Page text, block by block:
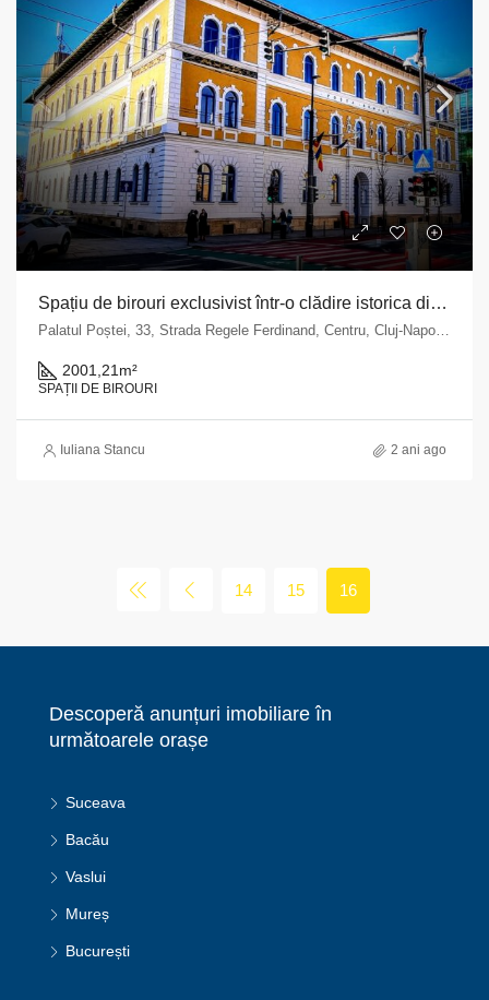
Spațiu de birouri exclusivist într-o clădire istorica din Cluj-Napoca, strada Regele Ferdinand
Palatul Poștei, 33, Strada Regele Ferdinand, Centru, Cluj-Napoca, Zona Metropolitană Cluj, Cluj, 400110, România
2001,21 m²
SPAȚII DE BIROURI
Iuliana Stancu 2 ani ago
14 15 16
Descoperă anunțuri imobiliare în
următoarele orașe
Suceava
Bacău
Vaslui
Mureș
București